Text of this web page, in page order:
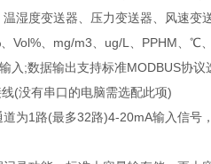
湿度变送器、压力变送器、风速变
Vol%、mg/m3、ug/L、PPHM、℃
入;数据输出支持标准MODBUS协
(没有串口的电脑需选配此项)
为1路(最多32路)4-20mA输入信